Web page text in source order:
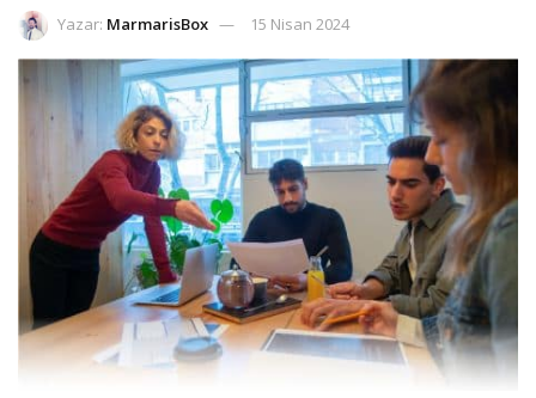
Yazar: MarmarisBox 15 Nisan 2024